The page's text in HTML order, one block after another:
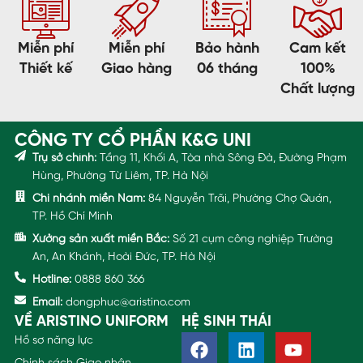
Miễn phí
Thiết kế
Miễn phí
Giao hàng
Bảo hành
06 tháng
Cam kết
100%
Chất lượng
CÔNG TY CỔ PHẦN K&G UNI
Trụ sở chính: Tầng 11, Khối A, Tòa nhà Sông Đà, Đường Phạm
Hùng, Phường Từ Liêm, TP. Hà Nội
Chi nhánh miền Nam: 84 Nguyễn Trãi, Phường Chợ Quán,
TP. Hồ Chí Minh
Xưởng sản xuất miền Bắc: Số 21 cụm công nghiệp Trường
An, An Khánh, Hoài Đức, TP. Hà Nội
Hotline: 0888 860 366
Email: dongphuc@aristino.com
VỀ ARISTINO UNIFORM
Hồ sơ năng lực
HỆ SINH THÁI